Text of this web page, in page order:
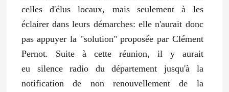
celles d'élus locaux, mais seulement à les
éclairer dans leurs démarches: elle n'aurait donc
pas appuyer la "solution" proposée par Clément
Pernot. Suite à cette réunion, il y aurait
eu silence radio du département jusqu'à la
notification de non renouvellement de la